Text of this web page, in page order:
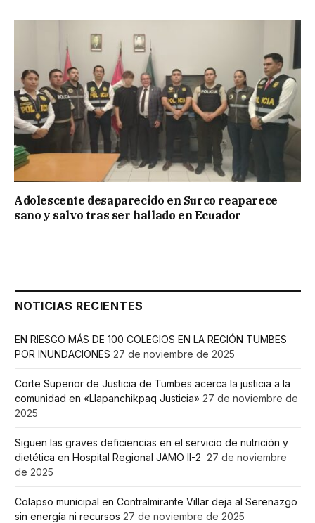
Adolescente desaparecido en Surco reaparece
sano y salvo tras ser hallado en Ecuador
NOTICIAS RECIENTES
EN RIESGO MÁS DE 100 COLEGIOS EN LA REGIÓN TUMBES
POR INUNDACIONES 27 de noviembre de 2025
Corte Superior de Justicia de Tumbes acerca la justicia a la
comunidad en «Llapanchikpaq Justicia» 27 de noviembre de
2025
Siguen las graves deficiencias en el servicio de nutrición y
dietética en Hospital Regional JAMO II-2 27 de noviembre
de 2025
Colapso municipal en Contralmirante Villar deja al Serenazgo
sin energía ni recursos 27 de noviembre de 2025